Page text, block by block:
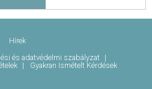
Hírek
és adatvédelmi szabályzat
Gyakran Ismételt Kérdések